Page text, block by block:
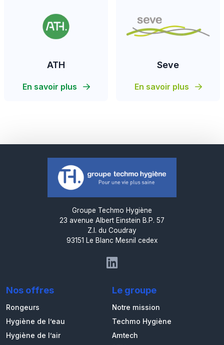
Groupe Techmo Hygiène
23 avenue Albert Einstein B.P. 57
Z.I. du Coudray
93151 Le Blanc Mesnil cedex
Nos offres
Rongeurs
Hygiène de l’eau
Hygiène de l’air
Le groupe
Notre mission
Techmo Hygiène
Amtech